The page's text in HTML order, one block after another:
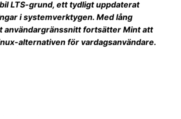
LTS-grund, ett tydligt uppdaterat
i systemverktygen. Med lång
användargränssnitt fortsätter Mint att
alternativen för vardagsanvändare.